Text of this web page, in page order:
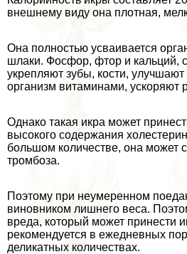
внешнему виду она плотная,
Она полностью усваивается
шлаки. Фосфор, фтор и кальций,
укрепляют зубы, кости,
организм витаминами, ускоряют
Однако такая икра может
высокого содержания
большом количестве, она может
тромбоза.
Поэтому при неумеренном
виновником лишнего веса.
вреда, который может принести
рекомендуется в ежедневных
деликатных количествах.